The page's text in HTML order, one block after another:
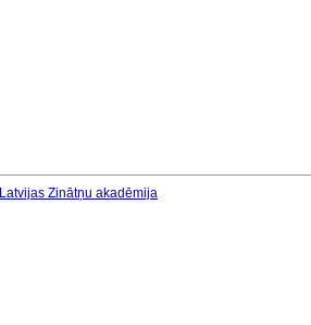
Latvijas Zinātņu akadēmija